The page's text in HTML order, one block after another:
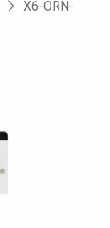
X6-ORN-